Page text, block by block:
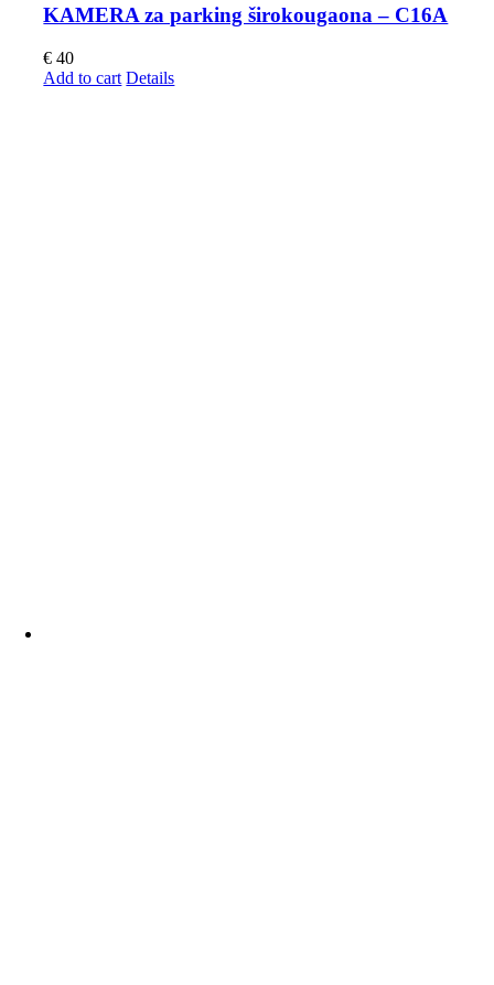
KAMERA za parking širokougaona – C16A
€ 40
Add to cart Details